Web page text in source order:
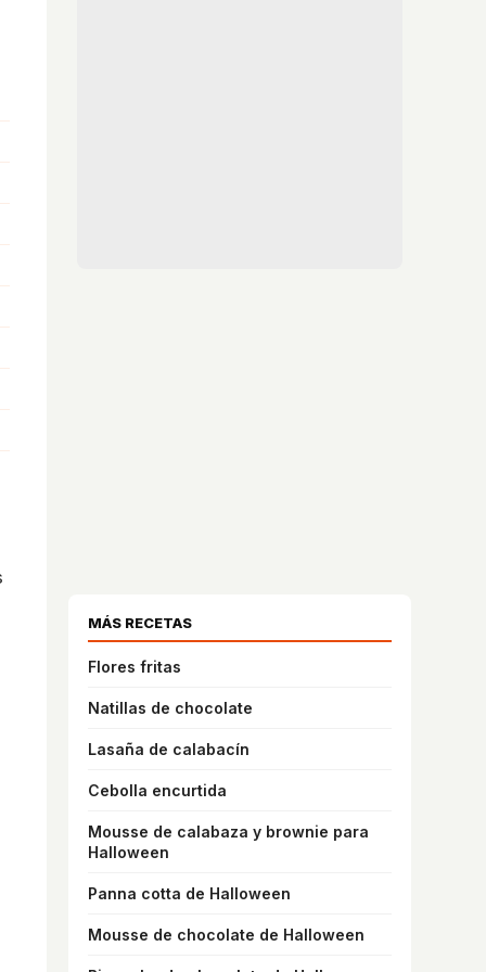
MÁS RECETAS
Flores fritas
Natillas de chocolate
Lasaña de calabacín
Cebolla encurtida
Mousse de calabaza y brownie para
Halloween
Panna cotta de Halloween
Mousse de chocolate de Halloween